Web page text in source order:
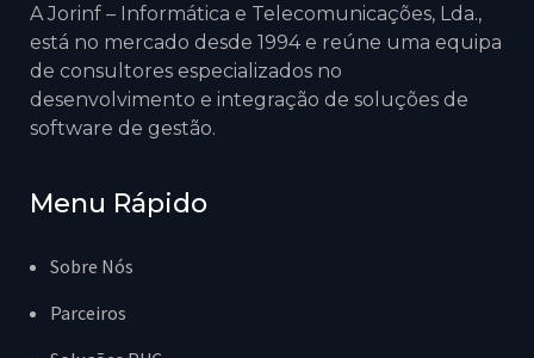
A Jorinf – Informática e Telecomunicações, Lda.,
está no mercado desde 1994 e reúne uma equipa
de consultores especializados no
desenvolvimento e integração de soluções de
software de gestão.
Menu Rápido
Sobre Nós
Parceiros